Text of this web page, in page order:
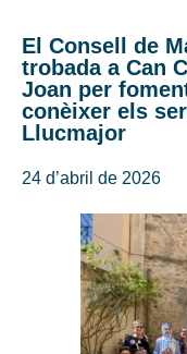
El Consell de
trobada a Can
Joan per
conèixer els
Llucmajor
24 d’abril de 2026